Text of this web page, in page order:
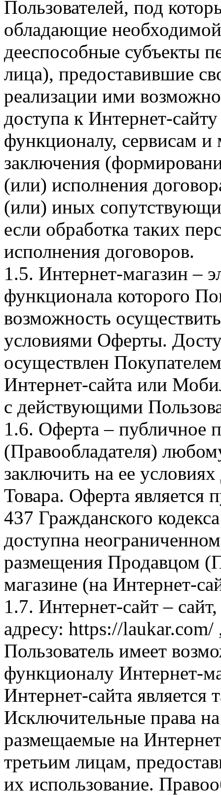
Пользователей, под
обладающие
дееспособные субъекты
лица), предоставившие
реализации ими
доступа к Интернет-
функционалу, сервисам и
заключения
(или) исполнения
(или) иных
если обработка таких
исполнения договоров.
1.5. Интернет-магазин –
функционала которого
возможность
условиями Оферты.
осуществлен
Интернет-сайта или
с действующими
1.6. Оферта – публичное
(Правообладателя)
заключить на ее
Товара. Оферта является
437 Гражданского
доступна
размещения Продавцом
магазине (на Интернет-
1.7. Интернет-сайт –
адресу: https://laukar.com/
Пользователь имеет
функционалу Интернет-
Интернет-сайта
Исключительные права
размещаемые на
третьим лицам,
их использование.